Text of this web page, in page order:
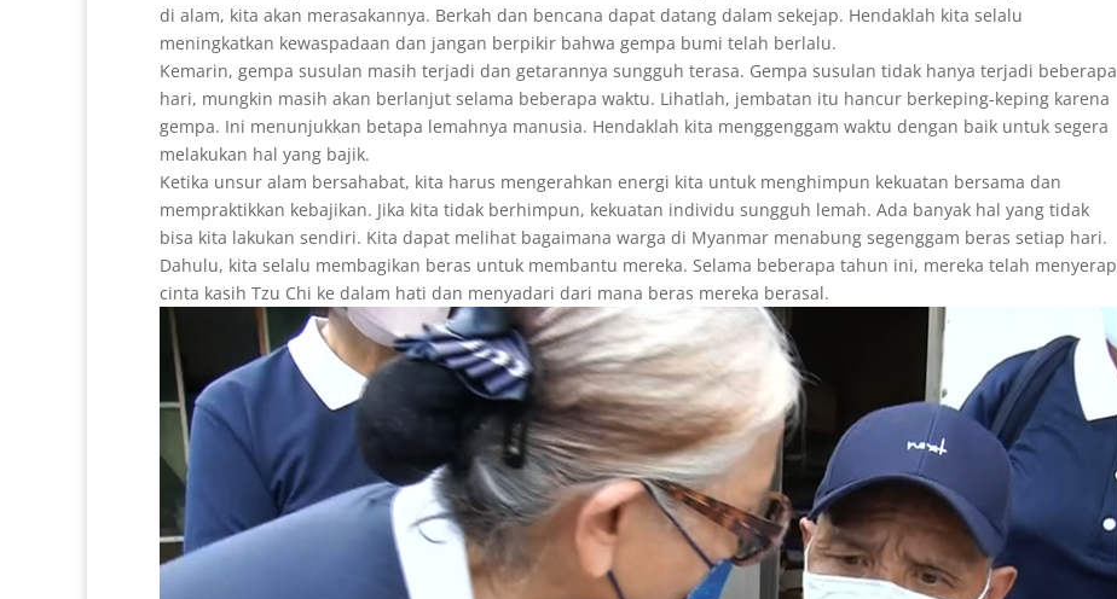
di alam, kita akan merasakannya. Berkah dan bencana dapat datang dalam sekejap. Hendaklah kita selalu
meningkatkan kewaspadaan dan jangan berpikir bahwa gempa bumi telah berlalu.
Kemarin, gempa susulan masih terjadi dan getarannya sungguh terasa. Gempa susulan tidak hanya terjadi beberapa
hari, mungkin masih akan berlanjut selama beberapa waktu. Lihatlah, jembatan itu hancur berkeping-keping karena
gempa. Ini menunjukkan betapa lemahnya manusia. Hendaklah kita menggenggam waktu dengan baik untuk segera
melakukan hal yang bajik.
Ketika unsur alam bersahabat, kita harus mengerahkan energi kita untuk menghimpun kekuatan bersama dan
mempraktikkan kebajikan. Jika kita tidak berhimpun, kekuatan individu sungguh lemah. Ada banyak hal yang tidak
bisa kita lakukan sendiri. Kita dapat melihat bagaimana warga di Myanmar menabung segenggam beras setiap hari.
Dahulu, kita selalu membagikan beras untuk membantu mereka. Selama beberapa tahun ini, mereka telah menyerap
cinta kasih Tzu Chi ke dalam hati dan menyadari dari mana beras mereka berasal.